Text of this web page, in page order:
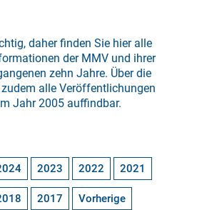
daher finden Sie hier alle
der MMV und ihrer
zehn Jahre. Über die
alle Veröffentlichungen
Jahr 2005 auffindbar.
2023 2022 2021
2017 Vorherige